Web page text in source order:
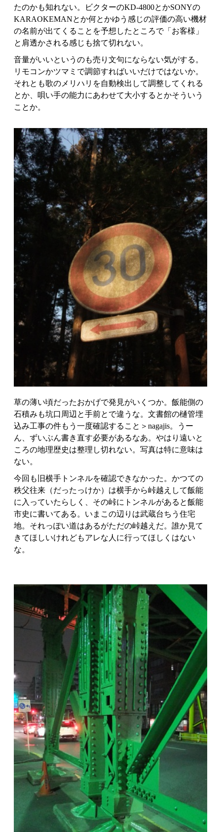
たのかも知れない。ビクターのKD-4800とかSONYの
KARAOKEMANとか何とかゆう感じの評価の高い機材
の名前が出てくることを予想したところで「お客様」
と肩透かされる感じも捨て切れない。
音量がいいというのも売り文句にならない気がする。
リモコンかツマミで調節すればいいだけではないか。
それとも歌のメリハリを自動検出して調整してくれる
とか、唄い手の能力にあわせて大小するとかそういう
ことか。
草の薄い頃だったおかげで発見がいくつか。飯能側の
石積みも坑口周辺と手前とで違うな。文書館の樋管埋
込み工事の件もう一度確認すること＞nagajis。うー
ん、ずいぶん書き直す必要があるなあ。やはり遠いと
ころの地理歴史は整理し切れない。写真は特に意味は
ない。
今回も旧横手トンネルを確認できなかった。かつての
秩父往来（だったっけか）は横手から峠越えして飯能
に入っていたらしく、その峠にトンネルがあると飯能
市史に書いてある。いまこの辺りは武蔵台ちう住宅
地。それっぽい道はあるがただの峠越えだ。誰か見て
きてほしいけれどもアレな人に行ってほしくはない
な。